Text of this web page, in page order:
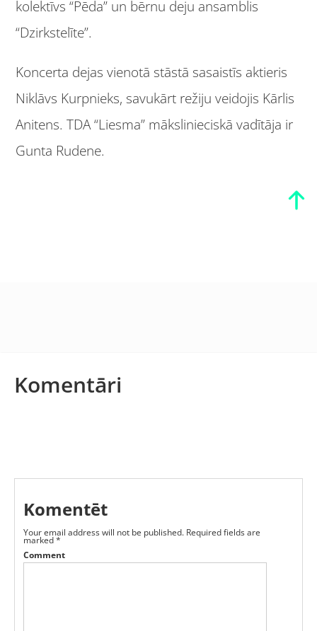
kolektīvs “Pēda” un bērnu deju ansamblis
“Dzirkstelīte”.
Koncerta dejas vienotā stāstā sasaistīs aktieris
Niklāvs Kurpnieks, savukārt režiju veidojis Kārlis
Anitens. TDA “Liesma” mākslinieciskā vadītāja ir
Gunta Rudene.
Komentāri
Komentēt
Your email address will not be published. Required fields are
marked*
Comment